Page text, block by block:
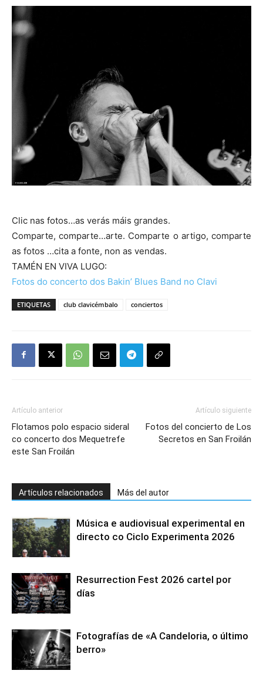
Clic nas fotos…as verás máis grandes.
Comparte, comparte…arte. Comparte o artigo, comparte
as fotos …cita a fonte, non as vendas.
TAMÉN EN VIVA LUGO:
Fotos do concerto dos Bakin’ Blues Band no Clavi
ETIQUETAS club clavicémbalo conciertos
Artículo anterior
Flotamos polo espacio sideral
co concerto dos Mequetrefe
este San Froilán
Artículo siguiente
Fotos del concierto de Los
Secretos en San Froilán
Artículos relacionados Más del autor
Música e audiovisual experimental en
directo co Ciclo Experimenta 2026
Resurrection Fest 2026 cartel por
días
Fotografías de «A Candeloria, o último
berro»